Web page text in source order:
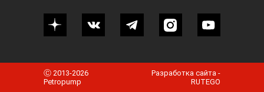
Ⓒ 2013-2026
Petropump
Разработка сайта -
RUTEGO